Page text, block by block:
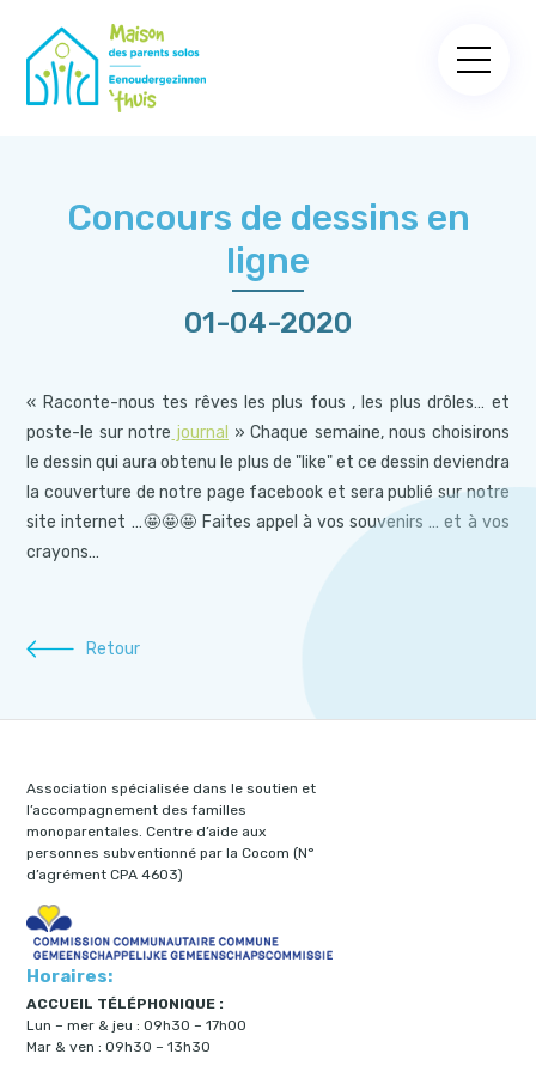
Concours de dessins en
ligne
01-04-2020
« Raconte-nous tes rêves les plus fous , les plus drôles… et
poste-le sur notre journal » Chaque semaine, nous choisirons
le dessin qui aura obtenu le plus de "like" et ce dessin deviendra
la couverture de notre page facebook et sera publié sur notre
site internet …🤩🤩🤩 Faites appel à vos souvenirs … et à vos
crayons…
Retour
Association spécialisée dans le soutien et
l’accompagnement des familles
monoparentales. Centre d’aide aux
personnes subventionné par la Cocom (N°
d’agrément CPA 4603)
Horaires:
ACCUEIL TÉLÉPHONIQUE :
Lun – mer & jeu : 09h30 – 17h00
Mar & ven : 09h30 – 13h30